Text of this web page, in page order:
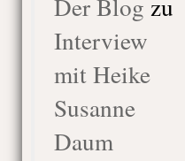
Der Blog zu
Interview
mit Heike
Susanne
Daum